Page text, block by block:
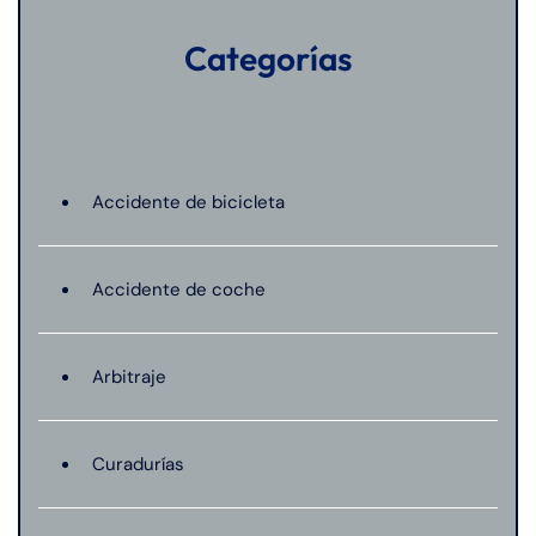
Categorías
Accidente de bicicleta
Accidente de coche
Arbitraje
Curadurías